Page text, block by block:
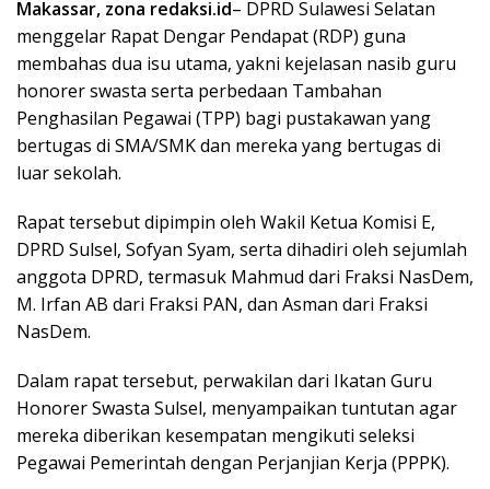
Makassar, zona redaksi.id– DPRD Sulawesi Selatan
menggelar Rapat Dengar Pendapat (RDP) guna
membahas dua isu utama, yakni kejelasan nasib guru
honorer swasta serta perbedaan Tambahan
Penghasilan Pegawai (TPP) bagi pustakawan yang
bertugas di SMA/SMK dan mereka yang bertugas di
luar sekolah.
Rapat tersebut dipimpin oleh Wakil Ketua Komisi E,
DPRD Sulsel, Sofyan Syam, serta dihadiri oleh sejumlah
anggota DPRD, termasuk Mahmud dari Fraksi NasDem,
M. Irfan AB dari Fraksi PAN, dan Asman dari Fraksi
NasDem.
Dalam rapat tersebut, perwakilan dari Ikatan Guru
Honorer Swasta Sulsel, menyampaikan tuntutan agar
mereka diberikan kesempatan mengikuti seleksi
Pegawai Pemerintah dengan Perjanjian Kerja (PPPK).